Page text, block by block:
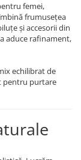
femei,
frumusețea
și accesorii din
aduce rafinament,
echilibrat de
pentru purtare